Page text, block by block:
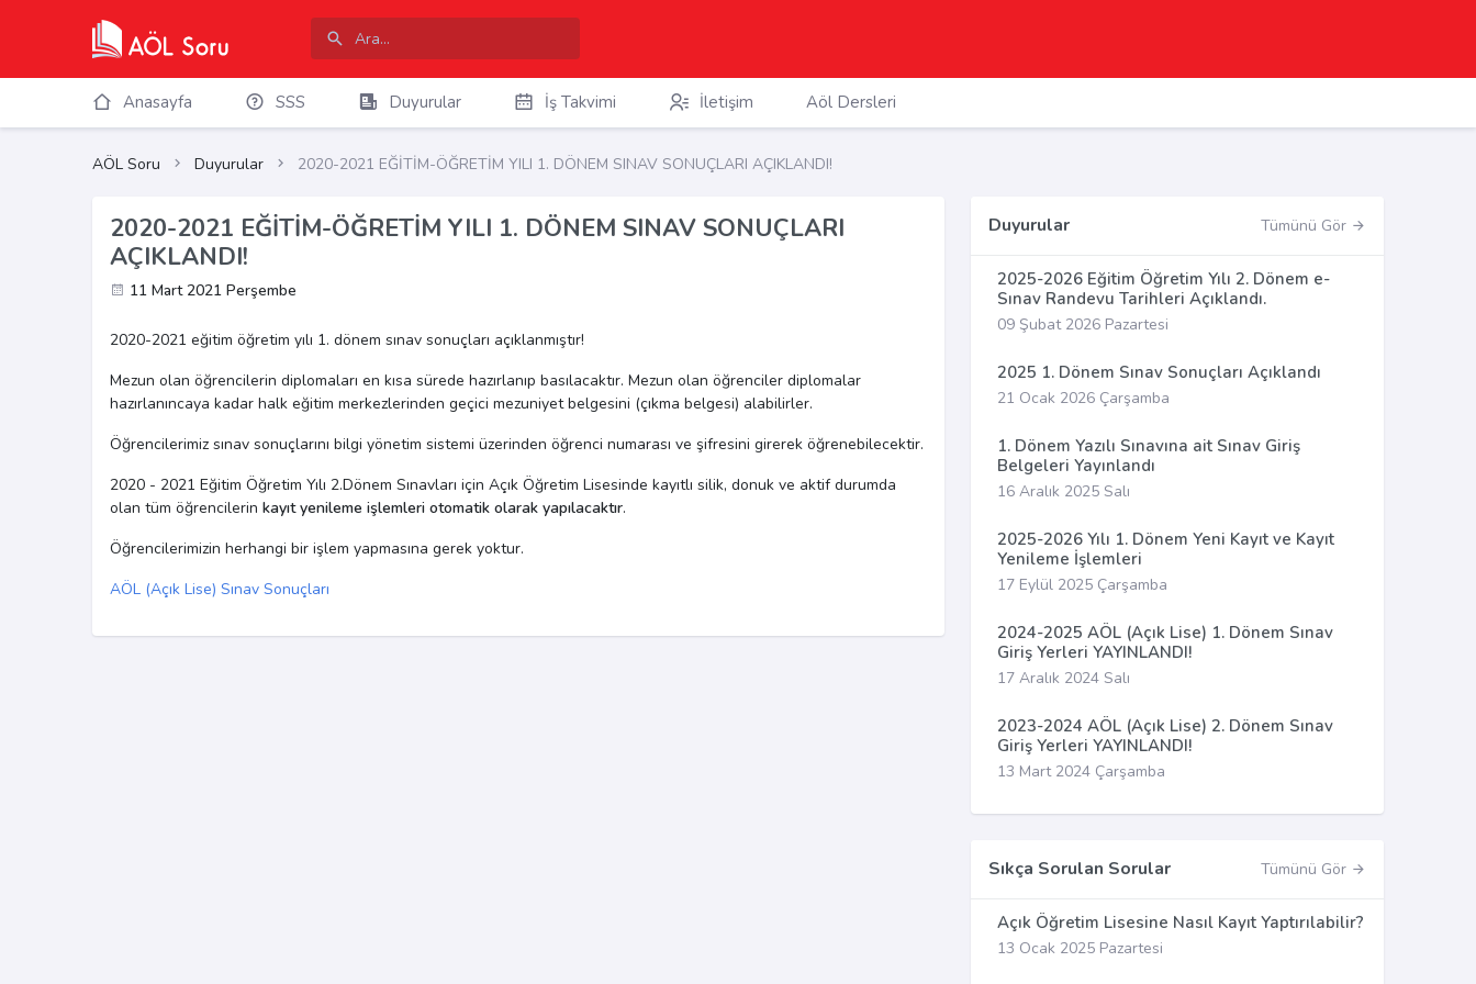
Anasayfa SSS Duyurular İş Takvimi İletişim Aöl Dersleri
AÖL Soru Duyurular 2020-2021 EĞİTİM-ÖĞRETİM YILI 1. DÖNEM SINAV SONUÇLARI AÇIKLANDI!
2020-2021 EĞİTİM-ÖĞRETİM YILI 1. DÖNEM SINAV SONUÇLARI
AÇIKLANDI!
11 Mart 2021 Perşembe
2020-2021 eğitim öğretim yılı 1. dönem sınav sonuçları açıklanmıştır!
Mezun olan öğrencilerin diplomaları en kısa sürede hazırlanıp basılacaktır. Mezun olan öğrenciler diplomalar
hazırlanıncaya kadar halk eğitim merkezlerinden geçici mezuniyet belgesini (çıkma belgesi) alabilirler.
Öğrencilerimiz sınav sonuçlarını bilgi yönetim sistemi üzerinden öğrenci numarası ve şifresini girerek öğrenebilecektir.
2020 - 2021 Eğitim Öğretim Yılı 2.Dönem Sınavları için Açık Öğretim Lisesinde kayıtlı silik, donuk ve aktif durumda
olan tüm öğrencilerin kayıt yenileme işlemleri otomatik olarak yapılacaktır.
Öğrencilerimizin herhangi bir işlem yapmasına gerek yoktur.
AÖL (Açık Lise) Sınav Sonuçları
Duyurular Tümünü Gör
2025-2026 Eğitim Öğretim Yılı 2. Dönem e-
Sınav Randevu Tarihleri Açıklandı.
09 Şubat 2026 Pazartesi
2025 1. Dönem Sınav Sonuçları Açıklandı
21 Ocak 2026 Çarşamba
1. Dönem Yazılı Sınavına ait Sınav Giriş
Belgeleri Yayınlandı
16 Aralık 2025 Salı
2025-2026 Yılı 1. Dönem Yeni Kayıt ve Kayıt
Yenileme İşlemleri
17 Eylül 2025 Çarşamba
2024-2025 AÖL (Açık Lise) 1. Dönem Sınav
Giriş Yerleri YAYINLANDI!
17 Aralık 2024 Salı
2023-2024 AÖL (Açık Lise) 2. Dönem Sınav
Giriş Yerleri YAYINLANDI!
13 Mart 2024 Çarşamba
Sıkça Sorulan Sorular Tümünü Gör
Açık Öğretim Lisesine Nasıl Kayıt Yaptırılabilir?
13 Ocak 2025 Pazartesi